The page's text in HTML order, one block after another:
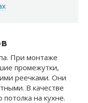
При монтаже
промежутки,
реечками. Они
В качестве
на кухне.